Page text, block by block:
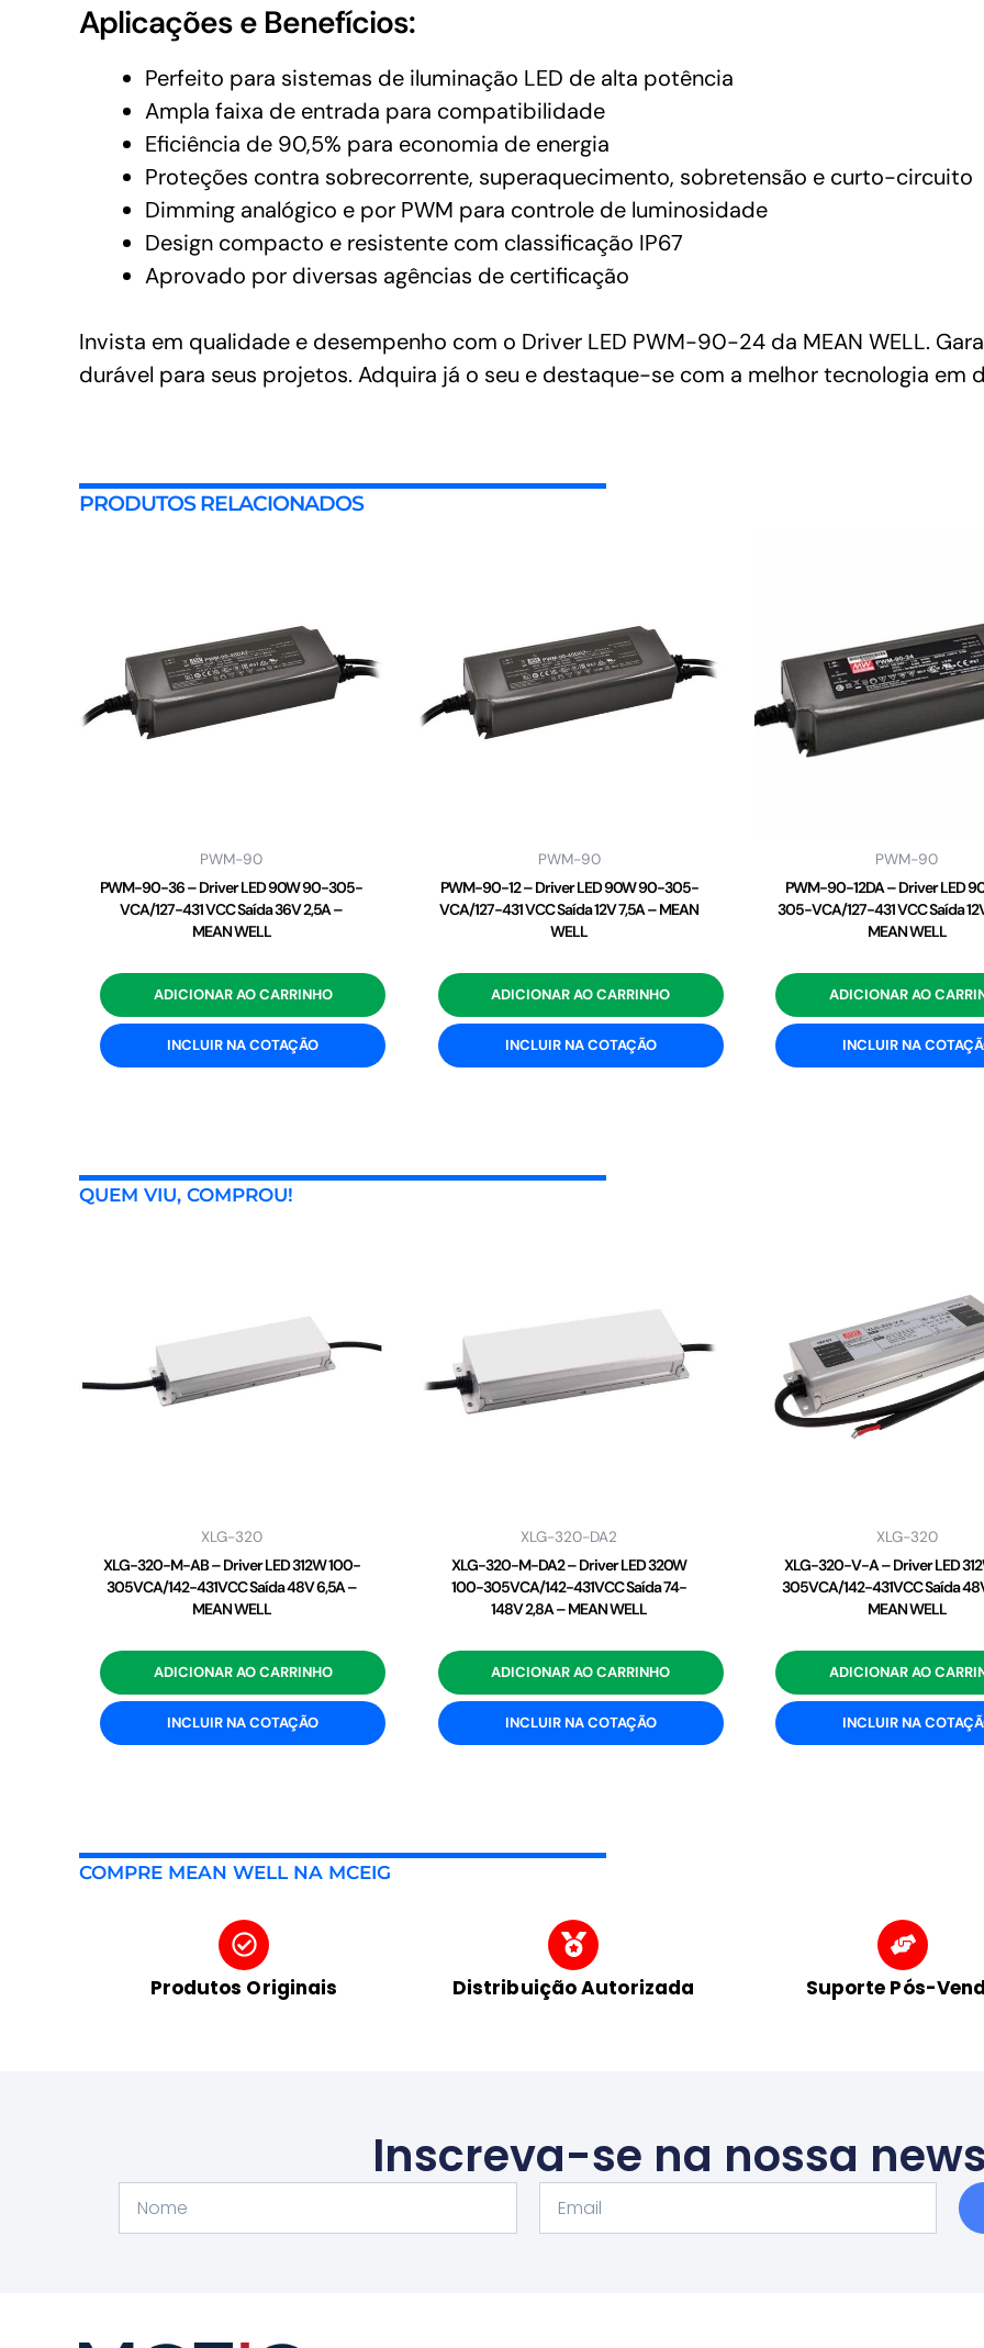
Aplicações e Benefícios:
Perfeito para sistemas de iluminação LED de alta potência
Ampla faixa de entrada para compatibilidade
Eficiência de 90,5% para economia de energia
Proteções contra sobrecorrente, superaquecimento, sobretensão e curto-circuito
Dimming analógico e por PWM para controle de luminosidade
Design compacto e resistente com classificação IP67
Aprovado por diversas agências de certificação
Invista em qualidade e desempenho com o Driver LED PWM-90-24 da MEAN WELL.
durável para seus projetos. Adquira já o seu e destaque-se com a melhor tecnologia em
PRODUTOS RELACIONADOS
PWM-90
PWM-90-36 – Driver LED 90W 90-305-
VCA/127-431 VCC Saída 36V 2,5A –
MEAN WELL
ADICIONAR AO CARRINHO
INCLUIR NA COTAÇÃO
PWM-90
PWM-90-12 – Driver LED 90W 90-305-
VCA/127-431 VCC Saída 12V 7,5A – MEAN
WELL
ADICIONAR AO CARRINHO
INCLUIR NA COTAÇÃO
PWM-90
PWM-90-12DA – Driver LED
305-VCA/127-431 VCC Saída
MEAN WELL
ADICIONAR AO
INCLUIR NA
QUEM VIU, COMPROU!
XLG-320
XLG-320-M-AB – Driver LED 312W 100-
305VCA/142-431VCC Saída 48V 6,5A –
MEAN WELL
ADICIONAR AO CARRINHO
INCLUIR NA COTAÇÃO
XLG-320-DA2
XLG-320-M-DA2 – Driver LED 320W
100-305VCA/142-431VCC Saída 74-
148V 2,8A – MEAN WELL
ADICIONAR AO CARRINHO
INCLUIR NA COTAÇÃO
XLG-320
XLG-320-V-A – Driver LED
305VCA/142-431VCC Saída
MEAN WELL
ADICIONAR AO
INCLUIR NA
COMPRE MEAN WELL NA MCEIG
Produtos Originais Distribuição Autorizada Suporte Pós-
Inscreva-se na nossa